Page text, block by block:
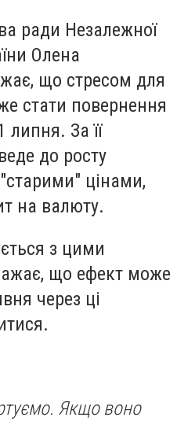
ради Незалежної
Олена
що стресом для
стати повернення
липня. За її
до росту
цінами,
на валюту.
з цими
що ефект може
через ці
Якщо воно